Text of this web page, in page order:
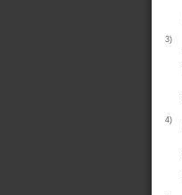
3)
4)